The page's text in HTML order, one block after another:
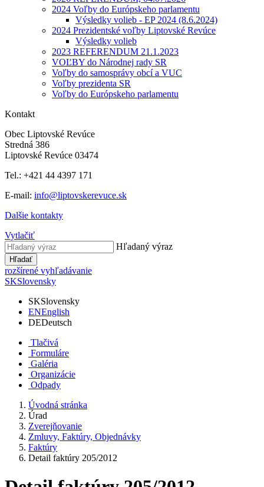
2024 Voľby do Európskeho parlamentu
Výsledky volieb - EP 2024 (8.6.2024)
2024 Prezidentské voľby Liptovské Revúce
Výsledky volieb
2023 REFERENDUM 21.1.2023
VOĽBY do Národnej rady SR
Voľby do samosprávy obcí a VUC
Voľby prezidenta SR
Voľby do Európskeho parlamentu
Kontakt
Obec Liptovské Revúce
Stredná 386
Liptovské Revúce 03474
Tel.: +421 44 4397 171
E-mail: info@liptovskerevuce.sk
Dalšie kontakty
Vytlačiť
Hľadaný výraz
Hľadať
rozšírené vyhľadávanie
SKSlovensky
SKSlovensky
ENEnglish
DEDeutsch
Tlačivá
Formuláre
Galéria
Organizácie
Odpady
Úvodná stránka
Úrad
Zverejňovanie
Zmluvy, Faktúry, Objednávky
Faktúry
Detail faktúry 205/2012